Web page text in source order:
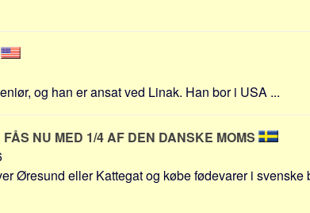
og han er ansat ved Linak. Han bor i USA ...
NU MED 1/4 AF DEN DANSKE MOMS
Øresund eller Kattegat og købe fødevarer i svenske